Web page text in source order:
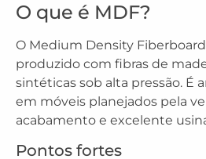
O que é MDF?
O Medium Density
produzido com fibras de
sintéticas sob alta pressão. É
em móveis planejados pela
acabamento e excelente
Pontos fortes